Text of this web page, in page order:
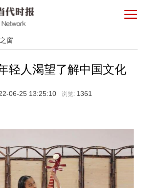
窗
轻人渴望了解中国文化
06-25 13:25:10 浏览: 1361